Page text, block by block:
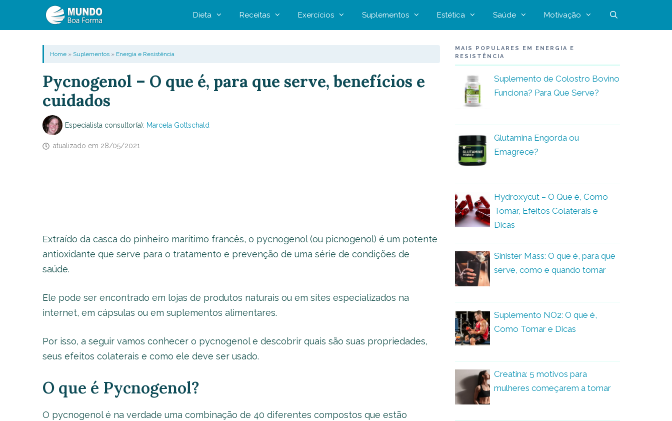
Dieta Receitas Exercícios Suplementos Estética Saúde Motivação
Home» Suplementos» Energia e Resistência
Pycnogenol – O que é, para que serve, benefícios e
cuidados
Especialista consultor(a): Marcela Gottschald
atualizado em 28/05/2021
Extraído da casca do pinheiro marítimo francês, o pycnogenol (ou picnogenol) é um potente
antioxidante que serve para o tratamento e prevenção de uma série de condições de
saúde.
Ele pode ser encontrado em lojas de produtos naturais ou em sites especializados na
internet, em cápsulas ou em suplementos alimentares.
Por isso, a seguir vamos conhecer o pycnogenol e descobrir quais são suas propriedades,
seus efeitos colaterais e como ele deve ser usado.
O que é Pycnogenol?
O pycnogenol é na verdade uma combinação de 40 diferentes compostos que estão
MAIS POPULARES EM ENERGIA E
RESISTÊNCIA
Suplemento de Colostro Bovino
Funciona? Para Que Serve?
Glutamina Engorda ou
Emagrece?
Hydroxycut – O Que é, Como
Tomar, Efeitos Colaterais e
Dicas
Sinister Mass: O que é, para que
serve, como e quando tomar
Suplemento NO2: O que é,
Como Tomar e Dicas
Creatina: 5 motivos para
mulheres começarem a tomar